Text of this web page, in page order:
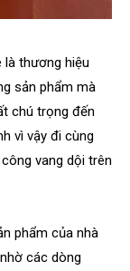
thương hiệu
sản phẩm mà
chú trọng đến
vì vậy đi cùng
vang dội trên
phẩm của nhà
các dòng